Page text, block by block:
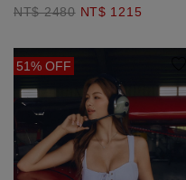
NT$ 2480 NT$ 1215
51% OFF